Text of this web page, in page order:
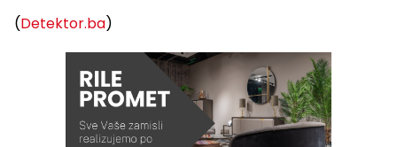
(Detektor.ba)